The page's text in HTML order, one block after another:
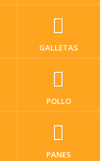
GALLETAS
POLLO
PANES